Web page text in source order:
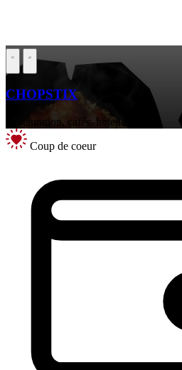
CHOPSTIX
Restauration, cafés, hôtellerie
Coup de coeur